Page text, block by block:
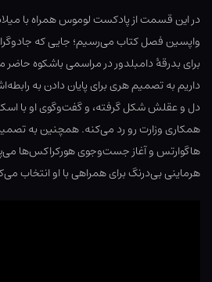
در این قسمت از پادکست لوموس همراه با
واپسین فصل کتاب می‌رسیم؛ جایی که
برای بدرقهٔ دامبلدور در مراسمی باشکوه
داریم به تصمیم هری برای پایان دادن به
دل و عقلش شکل گرفته، و گفت‌وگوی او با
همکاری وزارت رو رد می‌کنه. همچنین به
هاگوارتس و آغاز جست‌وجوی هورکراکس‌ها
هرماینی بی‌درنگ برای همراهی با او انتخاب